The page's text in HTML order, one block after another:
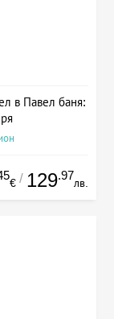
в Павел баня:
€ / 129.97
лв.